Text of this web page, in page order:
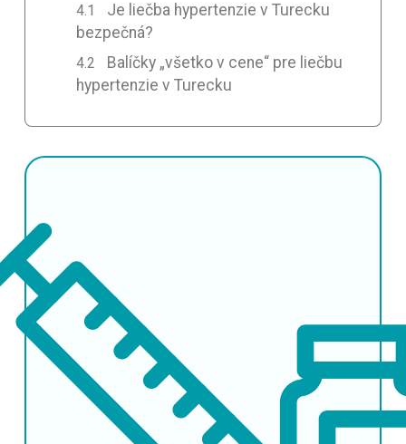
Je liečba hypertenzie v Turecku
bezpečná?
Balíčky „všetko v cene“ pre liečbu
hypertenzie v Turecku